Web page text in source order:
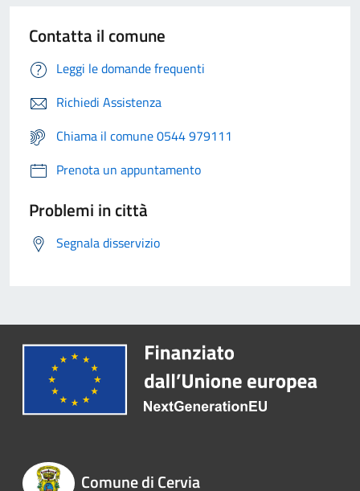
Contatta il comune
Leggi le domande frequenti
Richiedi Assistenza
Chiama il comune 0544 979111
Prenota un appuntamento
Problemi in città
Segnala disservizio
Comune di Cervia